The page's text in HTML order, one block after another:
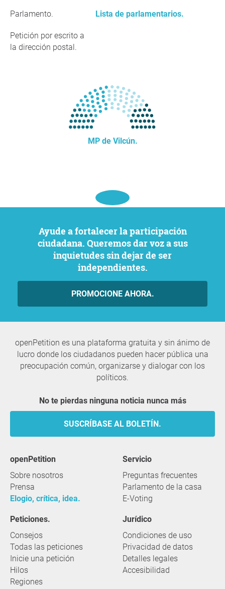
Parlamento. Lista de parlamentarios.
Petición por escrito a
la dirección postal.
MP de Vilcún.
Ayude a fortalecer la participación
ciudadana. Queremos dar voz a sus
inquietudes sin dejar de ser
independientes.
PROMOCIONE AHORA.
openPetition es una plataforma gratuita y sin ánimo de
lucro donde los ciudadanos pueden hacer pública una
preocupación común, organizarse y dialogar con los
políticos.
No te pierdas ninguna noticia nunca más
SUSCRÍBASE AL BOLETÍN.
openPetition
Sobre nosotros
Prensa
Elogio, crítica, idea.
servicio
Preguntas frecuentes
Parlamento de la casa
E-Voting
Peticiones.
Consejos
Todas las peticiones
Inicie una petición
Hilos
Regiones
Jurídico
Condiciones de uso
Privacidad de datos
Detalles legales
Accesibilidad